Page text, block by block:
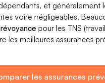
et généralement
voire négligeables.
pour les TNS
les meilleures assurances
les assurances